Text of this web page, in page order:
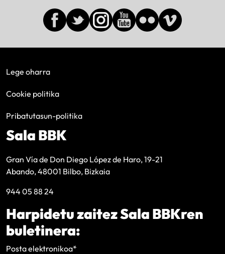
Lege oharra
Cookie politika
Pribatutasun-politika
Sala BBK
Gran Vía de Don Diego López de Haro, 19-21
Abando, 48001 Bilbo, Bizkaia
944 05 88 24
Harpidetu zaitez Sala BBKren
buletinera:
Posta elektronikoa*